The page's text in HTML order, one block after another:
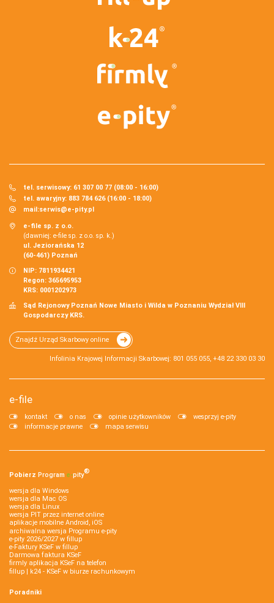
tel. serwisowy: 61 307 00 77 (08:00 - 16:00)
tel. awaryjny: 883 784 626 (16:00 - 18:00)
mail:serwis@e-pity.pl
e-file sp. z o.o.
(dawniej: e-file sp. z o.o. sp. k.)
ul. Jeziorańska 12
(60-461) Poznań
NIP: 7811934421
Regon: 365695953
KRS: 0001202973
Sąd Rejonowy Poznań Nowe Miasto i Wilda w Poznaniu Wydział VIII
Gospodarczy KRS.
Znajdź Urząd Skarbowy online
Infolinia Krajowej Informacji Skarbowej: 801 055 055, +48 22 330 03 30
e-file
kontakt o nas opinie użytkowników
wesprzyj e-pity
informacje prawne
mapa serwisu
Pobierz Program e‑pity®
wersja dla Windows
wersja dla Mac OS
wersja dla Linux
wersja PIT przez internet online
aplikacje mobilne Android, iOS
archiwalna wersja Programu e-pity
e-pity 2026/2027 w fillup
e‑Faktury KSeF w fillup
Darmowa faktura KSeF
firmly aplikacja KSeF na telefon
fillup | k24 - KSeF w biurze rachunkowym
Poradniki